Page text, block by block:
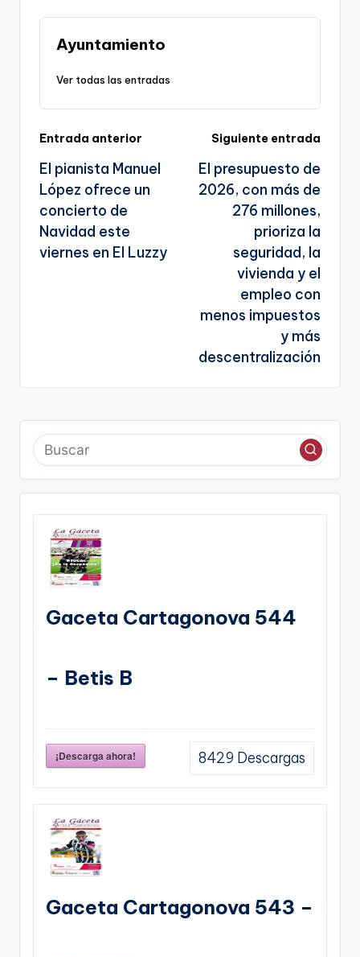
Li
n
k
b
o
o
a A
e
a
te
Ayuntamiento
Ver todas las entradas
Navegación
de
entradas
Entrada anterior
El pianista Manuel
López ofrece un
concierto de
Navidad este
viernes en El Luzzy
Siguiente entrada
El presupuesto de
2026, con más de
276 millones,
prioriza la
seguridad, la
vivienda y el
empleo con
menos impuestos
y más
descentralización
Gaceta Cartagonova 544
– Betis B
¡Descarga ahora! 8429 Descargas
Gaceta Cartagonova 543 –